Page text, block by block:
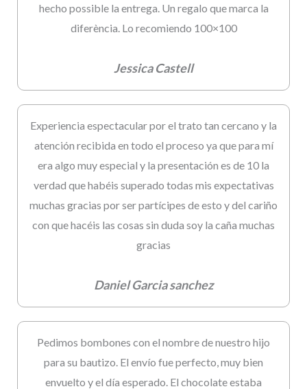
hecho possible la entrega. Un regalo que marca la
diferència. Lo recomiendo 100×100
Jessica Castell
Experiencia espectacular por el trato tan cercano y la
atención recibida en todo el proceso ya que para mí
era algo muy especial y la presentación es de 10 la
verdad que habéis superado todas mis expectativas
muchas gracias por ser partícipes de esto y del cariño
con que hacéis las cosas sin duda soy la caña muchas
gracias
Daniel Garcia sanchez
Pedimos bombones con el nombre de nuestro hijo
para su bautizo. El envío fue perfecto, muy bien
envuelto y el día esperado. El chocolate estaba